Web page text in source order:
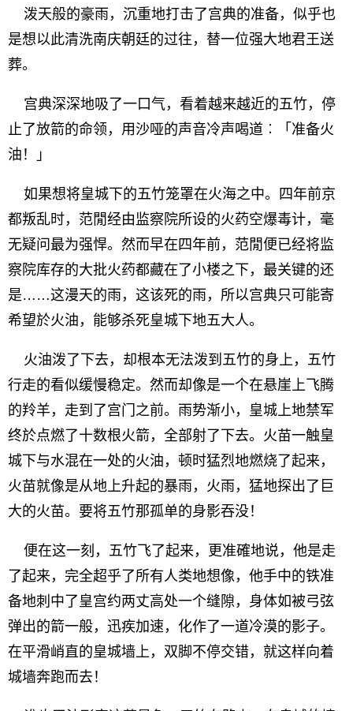
泼天般的豪雨，沉重地打击了宫典的准备，似乎也
是想以此清洗南庆朝廷的过往，替一位强大地君王送
葬。
宫典深深地吸了一口气，看着越来越近的五竹，停
止了放箭的命领，用沙哑的声音冷声喝道︰「准备火
油！」
如果想将皇城下的五竹笼罩在火海之中。四年前京
都叛乱时，范閒经由监察院所设的火药空爆毒计，毫
无疑问最为强悍。然而早在四年前，范閒便已经将监
察院库存的大批火药都藏在了小楼之下，最关键的还
是……这漫天的雨，这该死的雨，所以宫典只可能寄
希望於火油，能够杀死皇城下地五大人。
火油泼了下去，却根本无法泼到五竹的身上，五竹
行走的看似缓慢稳定。然而却像是一个在悬崖上飞腾
的羚羊，走到了宫门之前。雨势渐小，皇城上地禁军
终於点燃了十数根火箭，全部射了下去。火苗一触皇
城下与水混在一处的火油，顿时猛烈地燃烧了起来，
火苗就像是从地上升起的暴雨，火雨，猛地探出了巨
大的火苗。要将五竹那孤单的身影吞没！
便在这一刻，五竹飞了起来，更准確地说，他是走
了起来，完全超乎了所有人类地想像，他手中的铁准
备地刺中了皇宫约两丈高处一个缝隙，身体如被弓弦
弹出的箭一般，迅疾加速，化作了一道冷漠的影子。
在平滑峭直的皇城墙上，双脚不停交错，就这样向着
城墙奔跑而去！